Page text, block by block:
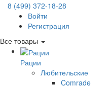
8 (499) 372-18-28
Войти
Регистрация
Все товары
Рации
Любительские
Comrade